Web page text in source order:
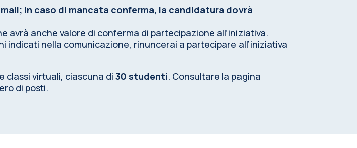
; in caso di mancata conferma, la candidatura dovrà
avrà anche valore di conferma di partecipazione all’iniziativa.
indicati nella comunicazione, rinuncerai a partecipare all’iniziativa
classi virtuali, ciascuna di30 studenti. Consultare la pagina
di posti.